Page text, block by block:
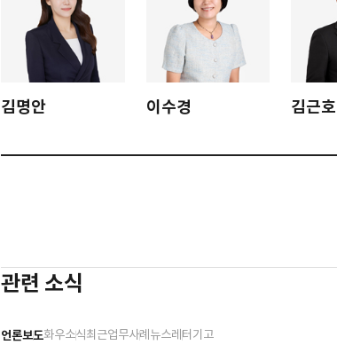
김명안 이수경 김근호
관련 소식
언론보도화우소식최근업무사례 뉴스레터 기고